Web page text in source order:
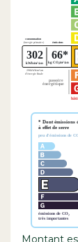
Montant